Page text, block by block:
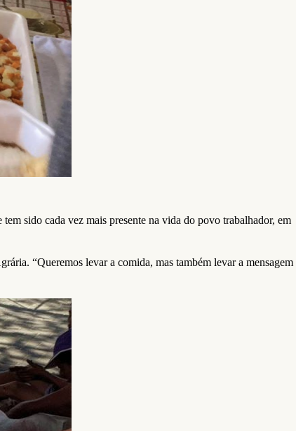
sido cada vez mais presente na vida do povo trabalhador, em
“Queremos levar a comida, mas também levar a mensagem